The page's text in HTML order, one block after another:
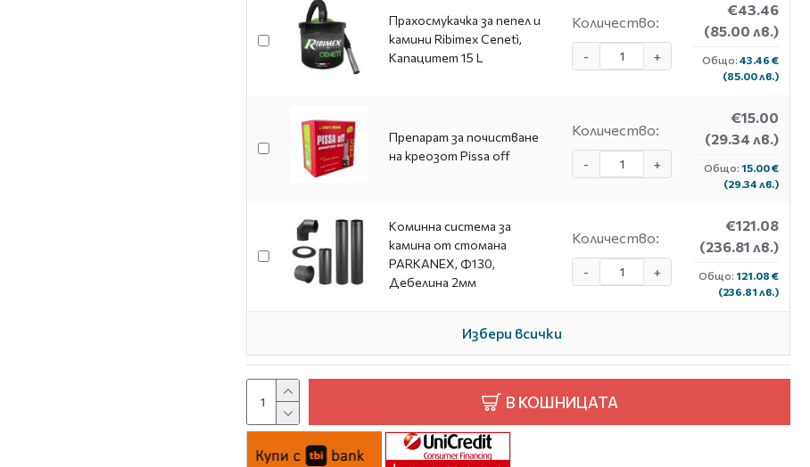
Прахосмукачка за пепел и
камини Ribimex Cenetì,
Капацитет 15 L
Количество:
- +
€43.46
(85.00 лв.)
Общо: 43.46 €
(85.00 лв.)
Препарат за почистване
на креозот Pissa off
Количество:
- +
€15.00
(29.34 лв.)
Общо: 15.00 €
(29.34 лв.)
Коминна система за
камина от стомана
PARKANEX, Ф130,
Дебелина 2мм
Количество:
- +
€121.08
(236.81 лв.)
Общо: 121.08 €
(236.81 лв.)
Избери всички
В КОШНИЦАТА